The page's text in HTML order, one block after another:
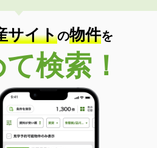
サイトの物件を
検索！